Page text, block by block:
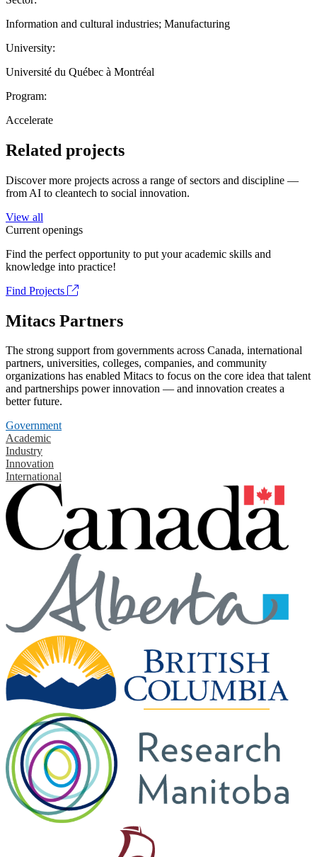
Information and cultural industries; Manufacturing
University:
Université du Québec à Montréal
Program:
Accelerate
Related projects
Discover more projects across a range of sectors and discipline —
from AI to cleantech to social innovation.
View all
Current openings
Find the perfect opportunity to put your academic skills and
knowledge into practice!
Find Projects
Mitacs Partners
The strong support from governments across Canada, international
partners, universities, colleges, companies, and community
organizations has enabled Mitacs to focus on the core idea that talent
and partnerships power innovation — and innovation creates a
better future.
Government
Academic
Industry
Innovation
International